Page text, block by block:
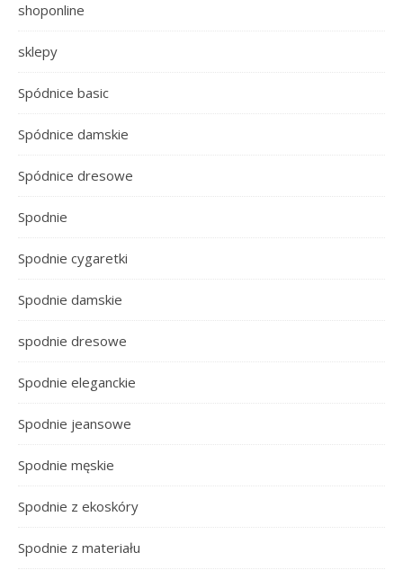
shoponline
sklepy
Spódnice basic
Spódnice damskie
Spódnice dresowe
Spodnie
Spodnie cygaretki
Spodnie damskie
spodnie dresowe
Spodnie eleganckie
Spodnie jeansowe
Spodnie męskie
Spodnie z ekoskóry
Spodnie z materiału